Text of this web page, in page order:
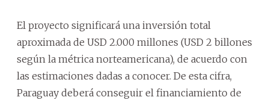
El proyecto significará una inversión total
aproximada de USD 2.000 millones (USD 2 billones
según la métrica norteamericana), de acuerdo con
las estimaciones dadas a conocer. De esta cifra,
Paraguay deberá conseguir el financiamiento de